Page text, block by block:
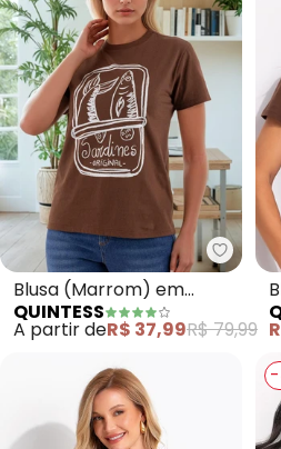
Blusa (Marrom) em
Malha de Algodão
Penteado
QUINTESS
A partir deR$ 37,99R$ 79,99